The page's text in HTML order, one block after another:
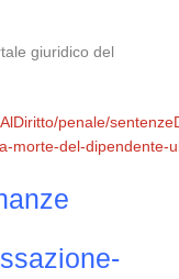
giuridico del
penale/
morte-del-dipendente-